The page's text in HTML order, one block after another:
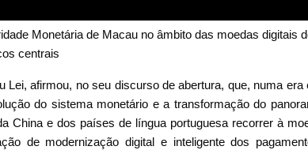
Monetária de Macau no âmbito das moedas digitais
centrais
afirmou, no seu discurso de abertura, que, numa era
do sistema monetário e a transformação do
China e dos países de língua portuguesa recorrer à
de modernização digital e inteligente dos